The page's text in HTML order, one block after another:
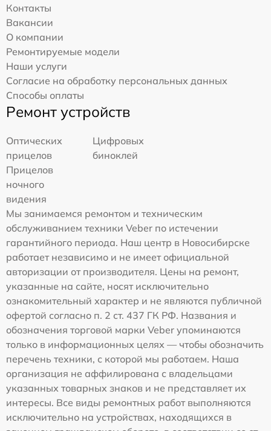
Контакты
Вакансии
О компании
Ремонтируемые модели
Наши услуги
Согласие на обработку персональных данных
Способы оплаты
Ремонт устройств
Оптических
прицелов
Цифровых
биноклей
Прицелов
ночного
видения
Мы занимаемся ремонтом и техническим
обслуживанием техники Veber по истечении
гарантийного периода. Наш центр в Новосибирске
работает независимо и не имеет официальной
авторизации от производителя. Цены на ремонт,
указанные на сайте, носят исключительно
ознакомительный характер и не являются публичной
офертой согласно п. 2 ст. 437 ГК РФ. Названия и
обозначения торговой марки Veber упоминаются
только в информационных целях — чтобы обозначить
перечень техники, с которой мы работаем. Наша
организация не аффилирована с владельцами
указанных товарных знаков и не представляет их
интересы. Все виды ремонтных работ выполняются
исключительно на устройствах, находящихся в